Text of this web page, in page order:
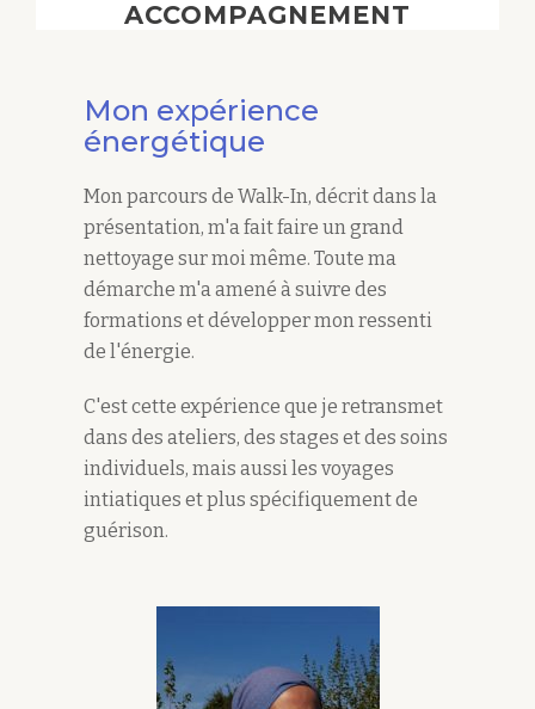
ACCOMPAGNEMENT
Mon expérience
énergétique
Mon parcours de Walk-In, décrit dans la
présentation, m'a fait faire un grand
nettoyage sur moi même. Toute ma
démarche m'a amené à suivre des
formations et développer mon ressenti
de l'énergie.
C'est cette expérience que je retransmet
dans des ateliers, des stages et des soins
individuels, mais aussi les voyages
intiatiques et plus spécifiquement de
guérison.